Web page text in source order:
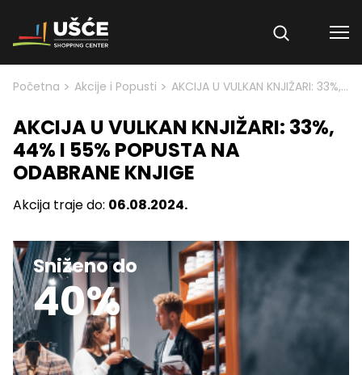
Skip to content
Početna > Akcije i Popusti > AKCIJA U VULKAN KNJIŽARI: 33%, 44% I 55% POPUSTA NA ODABRANE KNJIGE
AKCIJA U VULKAN KNJIŽARI: 33%,
44% I 55% POPUSTA NA
ODABRANE KNJIGE
Akcija traje do: 06.08.2024.
Sniženo do
40%